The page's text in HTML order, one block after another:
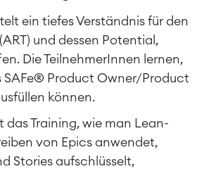
ein tiefes Verständnis für den
und dessen Potential,
Die TeilnehmerInnen lernen,
SAFe® Product Owner/Product
können.
Training, wie man Lean-
von Epics anwendet,
Stories aufschlüsselt,